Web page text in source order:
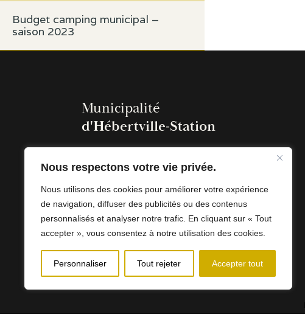
Nous respectons votre vie privée.
Nous utilisons des cookies pour améliorer votre expérience
de navigation, diffuser des publicités ou des contenus
personnalisés et analyser notre trafic. En cliquant sur « Tout
accepter », vous consentez à notre utilisation des cookies.
Personnaliser Tout rejeter Accepter tout
Budget camping municipal –
saison 2023
Municipalité
d'Hébertville-Station